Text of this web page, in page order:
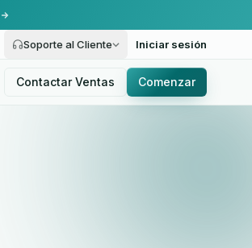
Soporte al Cliente Iniciar sesión
Contactar Ventas Comenzar